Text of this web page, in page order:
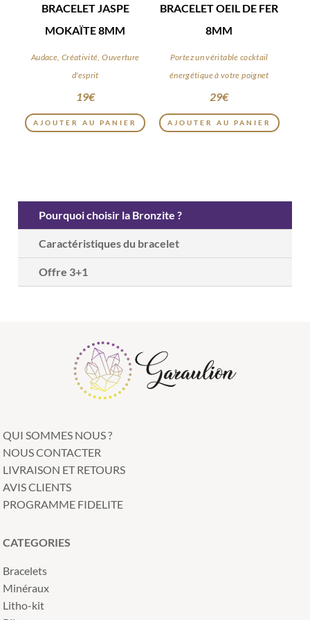
BRACELET JASPE
MOKAÏTE 8MM
Audace, Créativité, Ouverture
d'esprit
19€
AJOUTER AU PANIER
BRACELET OEIL DE FER
8MM
Portez un véritable cocktail
énergétique à votre poignet
29€
AJOUTER AU PANIER
Pourquoi choisir la Bronzite ?
Caractéristiques du bracelet
Offre 3+1
QUI SOMMES NOUS ?
NOUS CONTACTER
LIVRAISON ET RETOURS
AVIS CLIENTS
PROGRAMME FIDELITE
CATEGORIES
Bracelets
Minéraux
Litho-kit